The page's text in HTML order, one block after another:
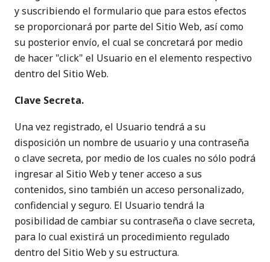
y suscribiendo el formulario que para estos efectos
se proporcionará por parte del Sitio Web, así como
su posterior envío, el cual se concretará por medio
de hacer "click" el Usuario en el elemento respectivo
dentro del Sitio Web.
Clave Secreta.
Una vez registrado, el Usuario tendrá a su
disposición un nombre de usuario y una contraseña
o clave secreta, por medio de los cuales no sólo podrá
ingresar al Sitio Web y tener acceso a sus
contenidos, sino también un acceso personalizado,
confidencial y seguro. El Usuario tendrá la
posibilidad de cambiar su contraseña o clave secreta,
para lo cual existirá un procedimiento regulado
dentro del Sitio Web y su estructura.